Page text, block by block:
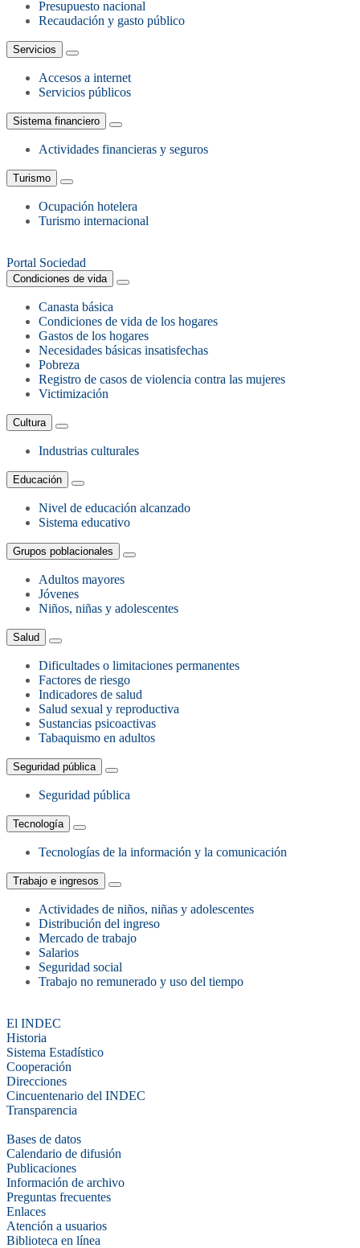
Presupuesto nacional
Recaudación y gasto público
Servicios
Accesos a internet
Servicios públicos
Sistema financiero
Actividades financieras y seguros
Turismo
Ocupación hotelera
Turismo internacional
Portal Sociedad
Condiciones de vida
Canasta básica
Condiciones de vida de los hogares
Gastos de los hogares
Necesidades básicas insatisfechas
Pobreza
Registro de casos de violencia contra las mujeres
Victimización
Cultura
Industrias culturales
Educación
Nivel de educación alcanzado
Sistema educativo
Grupos poblacionales
Adultos mayores
Jóvenes
Niños, niñas y adolescentes
Salud
Dificultades o limitaciones permanentes
Factores de riesgo
Indicadores de salud
Salud sexual y reproductiva
Sustancias psicoactivas
Tabaquismo en adultos
Seguridad pública
Seguridad pública
Tecnología
Tecnologías de la información y la comunicación
Trabajo e ingresos
Actividades de niños, niñas y adolescentes
Distribución del ingreso
Mercado de trabajo
Salarios
Seguridad social
Trabajo no remunerado y uso del tiempo
El INDEC
Historia
Sistema Estadístico
Cooperación
Direcciones
Cincuentenario del INDEC
Transparencia
Bases de datos
Calendario de difusión
Publicaciones
Información de archivo
Preguntas frecuentes
Enlaces
Atención a usuarios
Biblioteca en línea